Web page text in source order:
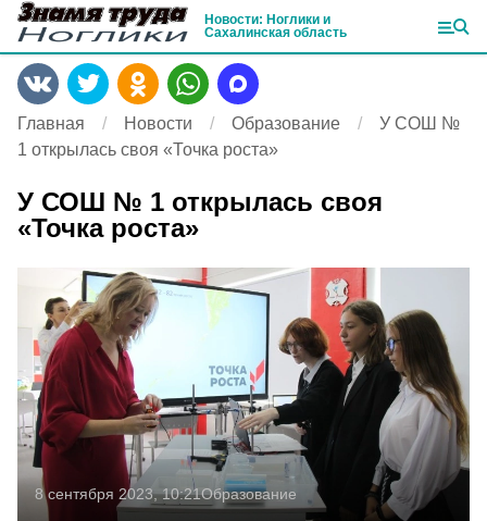
Новости: Ноглики и
Сахалинская область
Главная Новости Образование
У СОШ №
1 открылась своя «Точка роста»
У СОШ № 1 открылась своя
«Точка роста»
8 сентября 2023, 10:21Образование